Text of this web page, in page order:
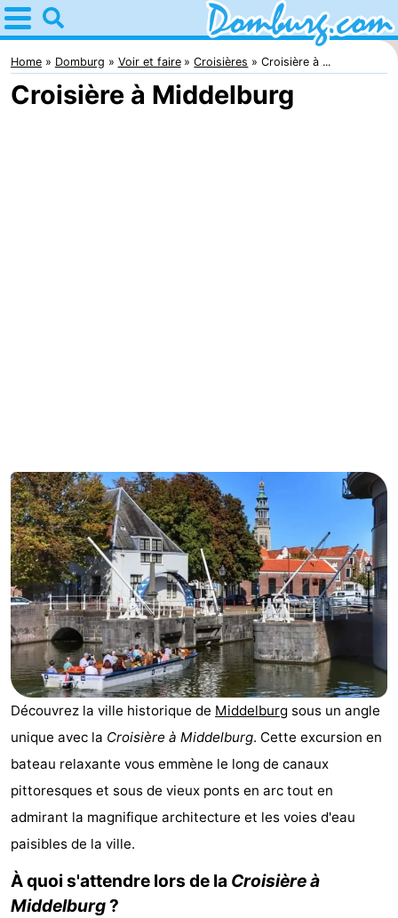
Home
Domburg
Astuces
Wijngaerde
Chambre
d'hôtes
Chaumières
-
Buitenhof
Domburg
-
Hof
Domburg
Westhove
Hôtels
Last
Voir
faire
d'intérêt
-
Home Domburg Voir et faire Croisières Croisière à ...
Croisière à Middelburg
Découvrez la ville historique de Middelburg sous un angle
unique avec la Croisière à Middelburg. Cette excursion en
bateau relaxante vous emmène le long de canaux
pittoresques et sous de vieux ponts en arc tout en
admirant la magnifique architecture et les voies d'eau
paisibles de la ville.
À quoi s'attendre lors de la Croisière à
Middelburg?